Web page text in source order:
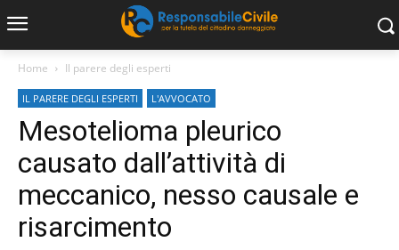
Home Il parere degli esperti
IL PARERE DEGLI ESPERTI L'AVVOCATO
Mesotelioma pleurico
causato dall’attività di
meccanico, nesso causale e
risarcimento